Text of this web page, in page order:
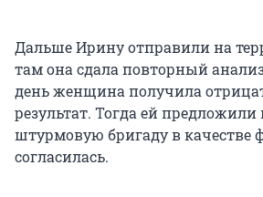
Дальше Ирину отправили на
там она сдала повторный
день женщина получила
результат. Тогда ей предложили
штурмовую бригаду в качестве
согласилась.